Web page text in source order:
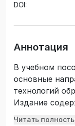
DOI:
Аннотация
В учебном
основные
технологий
Издание
систем
Читать